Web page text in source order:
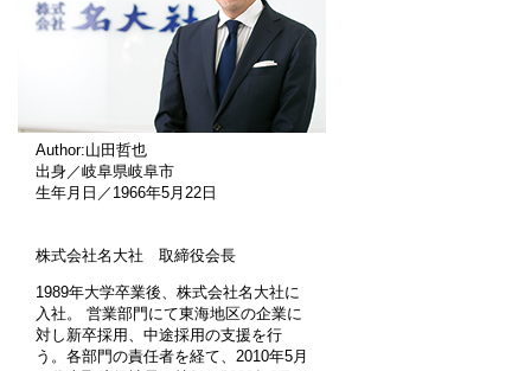
Author:山田哲也
出身／岐阜県岐阜市
生年月日／1966年5月22日
株式会社名大社 取締役会長
1989年大学卒業後、株式会社名大社に
入社。 営業部門にて東海地区の企業に
対し新卒採用、中途採用の支援を行
う。各部門の責任者を経て、2010年5月